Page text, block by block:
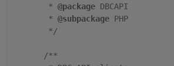
     *
@package DBCAPI
     *
@subpackage PHP
     */
/**